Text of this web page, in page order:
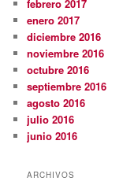
febrero 2017
enero 2017
diciembre 2016
noviembre 2016
octubre 2016
septiembre 2016
agosto 2016
julio 2016
junio 2016
ARCHIVOS